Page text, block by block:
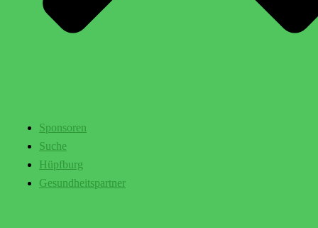
Sponsoren
Suche
Hüpfburg
Gesundheitspartner